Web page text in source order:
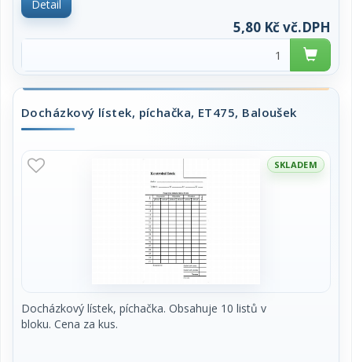
Detail
5,80 Kč vč.DPH
Docházkový lístek, píchačka, ET475, Baloušek
SKLADEM
Docházkový lístek, píchačka. Obsahuje 10 listů v
bloku. Cena za kus.